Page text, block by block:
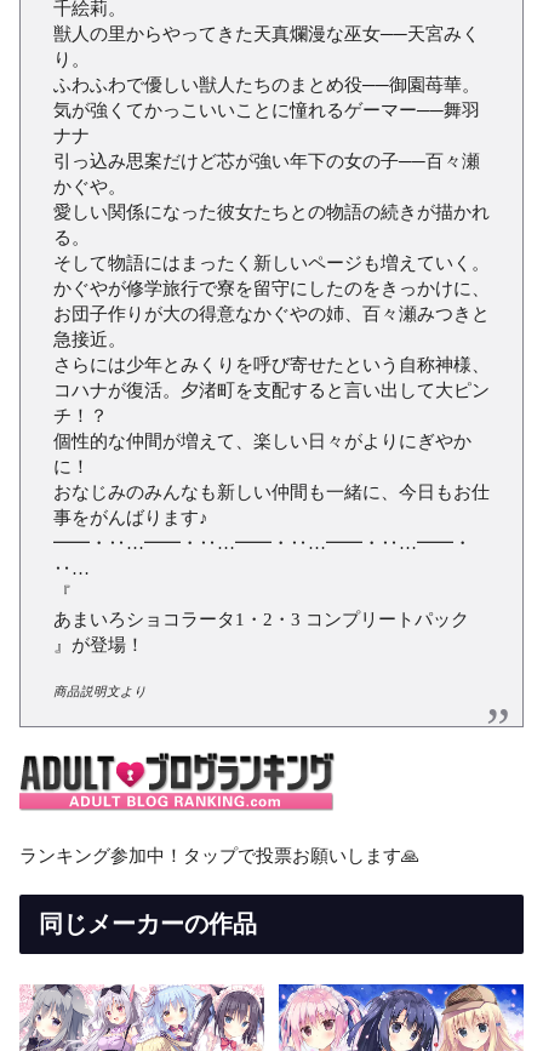
千絵莉。
獣人の里からやってきた天真爛漫な巫女──天宮みく
り。
ふわふわで優しい獣人たちのまとめ役──御園苺華。
気が強くてかっこいいことに憧れるゲーマー──舞羽
ナナ
引っ込み思案だけど芯が強い年下の女の子──百々瀬
かぐや。
愛しい関係になった彼女たちとの物語の続きが描かれ
る。
そして物語にはまったく新しいページも増えていく。
かぐやが修学旅行で寮を留守にしたのをきっかけに、
お団子作りが大の得意なかぐやの姉、百々瀬みつきと
急接近。
さらには少年とみくりを呼び寄せたという自称神様、
コハナが復活。夕渚町を支配すると言い出して大ピン
チ！？
個性的な仲間が増えて、楽しい日々がよりにぎやか
に！
おなじみのみんなも新しい仲間も一緒に、今日もお仕
事をがんばります♪
━━・‥…━━・‥…━━・‥…━━・‥…━━・
‥…
『
あまいろショコラータ1・2・3 コンプリートパック
』が登場！
商品説明文より
ランキング参加中！タップで投票お願いします🙏
同じメーカーの作品